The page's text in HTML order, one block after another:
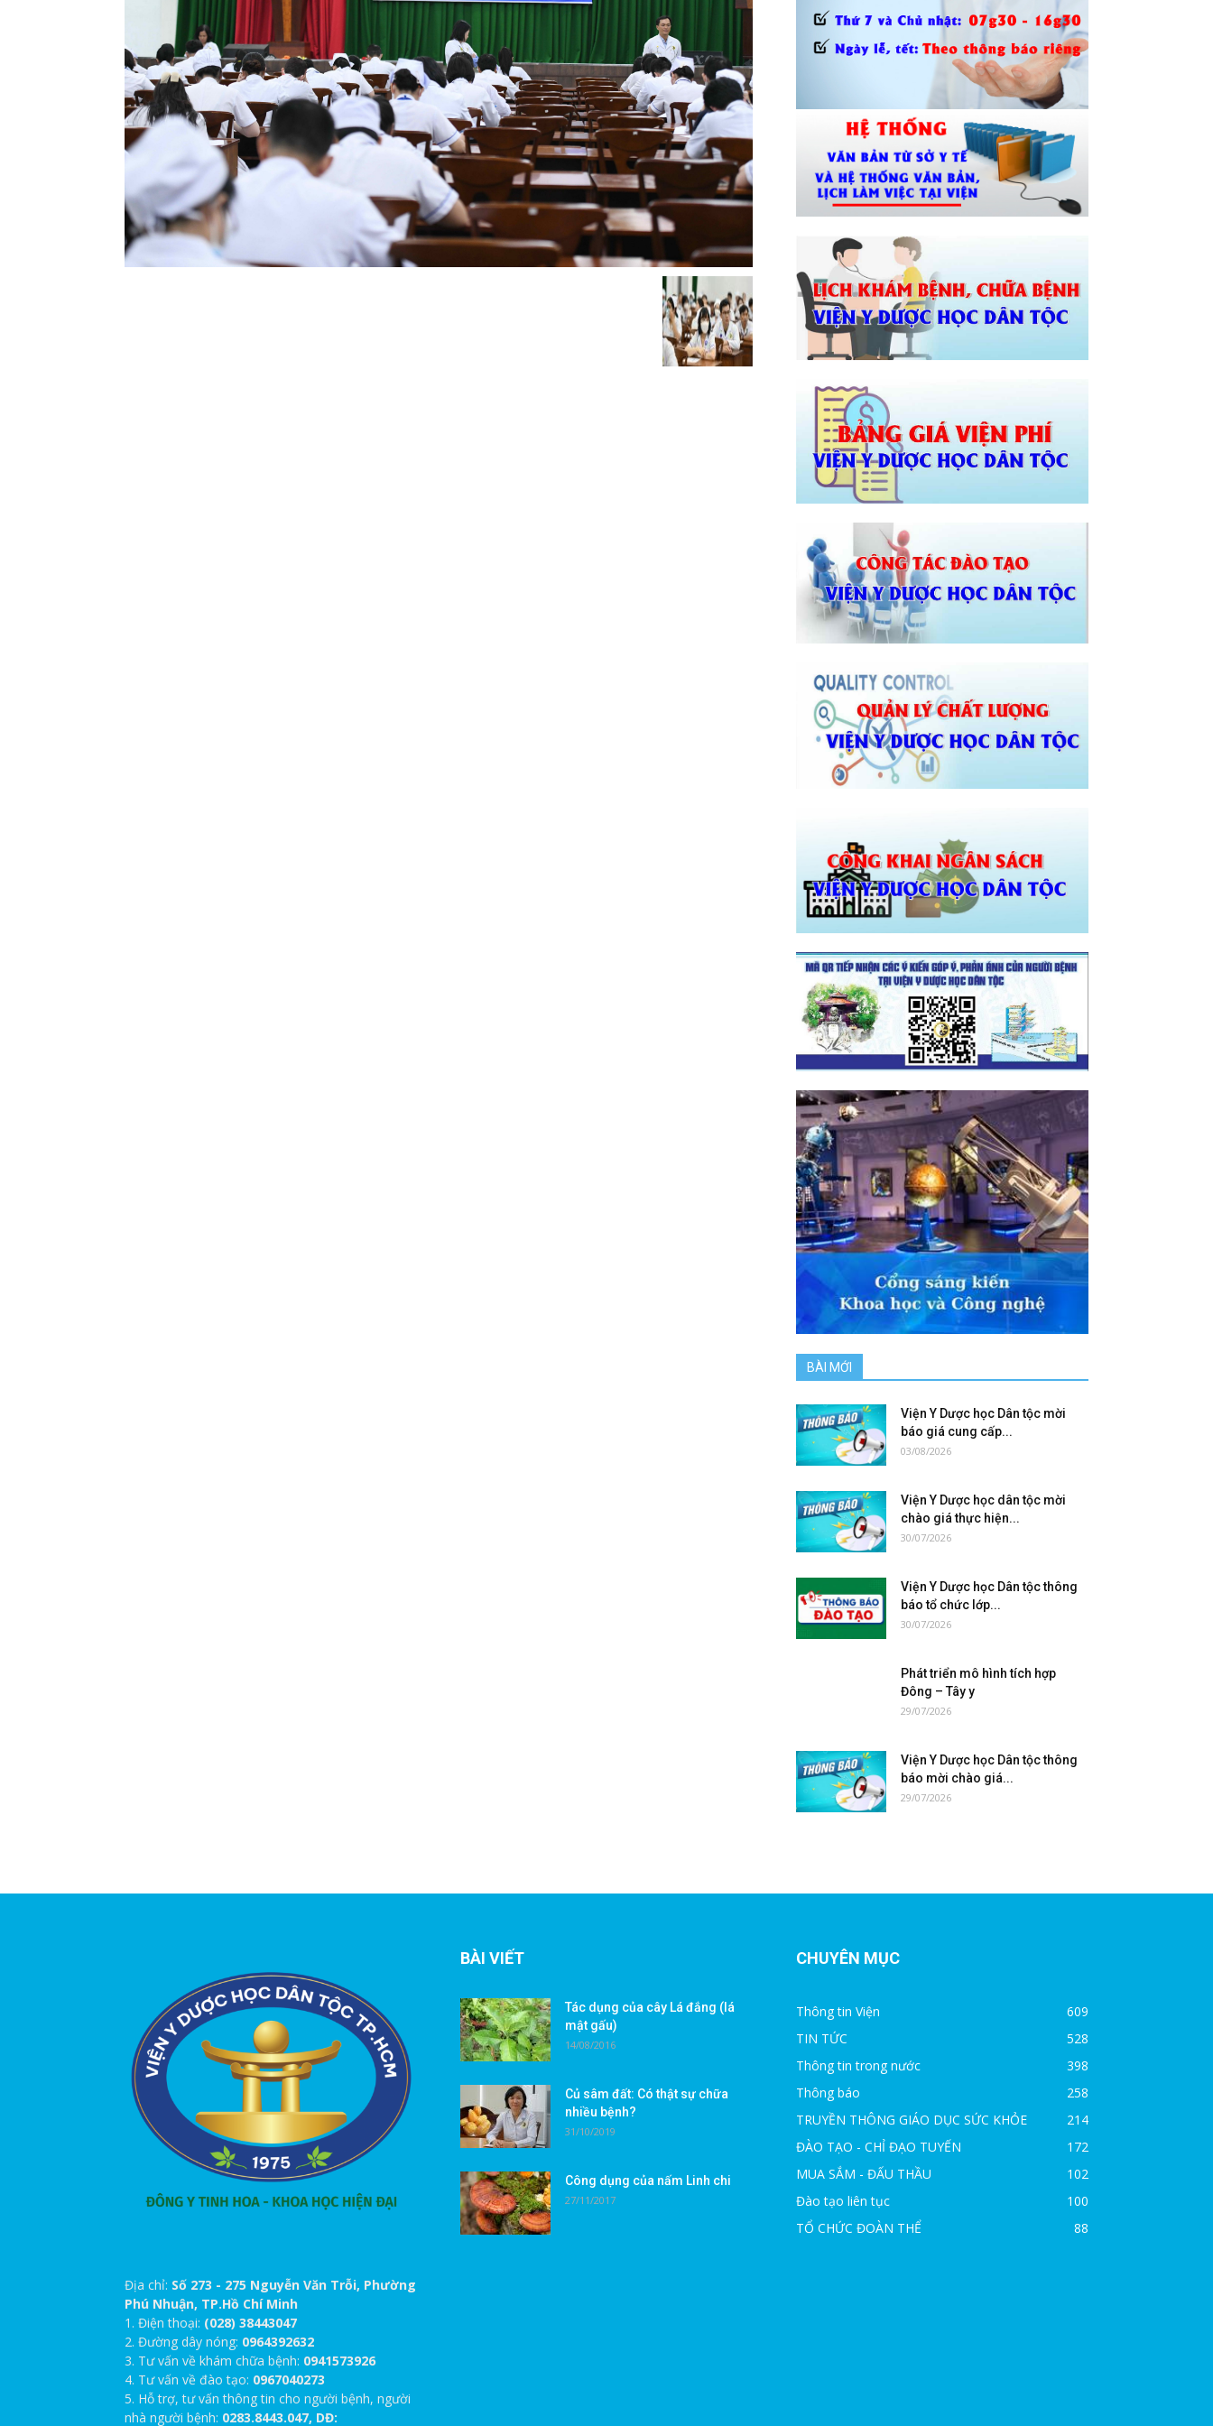
BÀI MỚI
Viện Y Dược học Dân tộc mời
báo giá cung cấp...
03/08/2026
Viện Y Dược học dân tộc mời
chào giá thực hiện...
30/07/2026
Viện Y Dược học Dân tộc thông
báo tổ chức lớp...
30/07/2026
Phát triển mô hình tích hợp
Đông – Tây y
29/07/2026
Viện Y Dược học Dân tộc thông
báo mời chào giá...
29/07/2026
Địa chỉ: Số 273 - 275 Nguyễn Văn Trỗi, Phường
Phú Nhuận, TP.Hồ Chí Minh
1. Điện thoại: (028) 38443047
2. Đường dây nóng: 0964392632
3. Tư vấn về khám chữa bệnh: 0941573926
4. Tư vấn về đào tạo: 0967040273
5. Hỗ trợ, tư vấn thông tin cho người bệnh, người
nhà người bệnh: 0283.8443.047, DĐ:
BÀI VIẾT
Tác dụng của cây Lá đắng (lá
mật gấu)
14/08/2016
Củ sâm đất: Có thật sự chữa
nhiều bệnh?
31/10/2019
Công dụng của nấm Linh chi
27/11/2017
CHUYÊN MỤC
Thông tin Viện
609
TIN TỨC
528
Thông tin trong nước
398
Thông báo
258
TRUYỀN THÔNG GIÁO DỤC SỨC KHỎE
214
ĐÀO TẠO - CHỈ ĐẠO TUYẾN
172
MUA SẮM - ĐẤU THẦU
102
Đào tạo liên tục
100
TỔ CHỨC ĐOÀN THỂ
88